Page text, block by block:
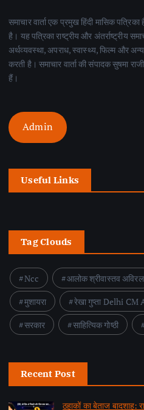
समाचार वार्ता एक प्रमुख हिंदी मासिक
है। यह पत्रिका राष्ट्रीय और अंतर्राष्ट्रीय
अर्थव्यवस्था, अपराध, स्वास्थ्य, फिल्म और
करती है। समाचार वार्ता की संपादक सुषमा
हैं।
Admin
Useful Links
Tag Clouds
Ncc आलोक श्रीवास्तव अविरल
मुशायरा
रेखा गुप्ता Delhi CM
सरकार
साहित्यिक गोष्ठी
Recent Post
ठहाकों का बेताज बादशाह: